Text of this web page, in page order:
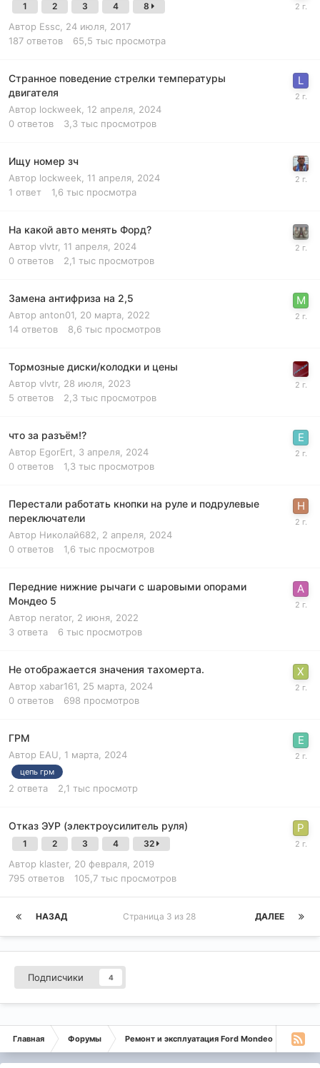
1 2 3 4 8
Автор Essc 24 июля, 2017
187 ответов 65,5 тыс просмотра
Странное поведение стрелки температуры
двигателя
Автор lockweek
12 апреля, 2024
0 ответов 3,3 тыс просмотров
Ищу номер зч
Автор lockweek
11 апреля, 2024
1 ответ 1,6 тыс просмотра
На какой авто менять Форд?
Автор vlvtr, 11 апреля, 2024
0 ответов 2,1 тыс просмотров
Замена антифриза на 2,5
Автор anton01 20 марта, 2022
14 ответов 8,6 тыс просмотров
Тормозные диски/колодки и цены
Автор vlvtr, 28 июля, 2023
5 ответов 2,3 тыс просмотров
что за разъём!?
Автор EgorErt
3 апреля, 2024
0 ответов 1,3 тыс просмотров
Перестали работать кнопки на руле и подрулевые
переключатели
Автор Николай682
2 апреля, 2024
0 ответов 1,6 тыс просмотров
Передние нижние рычаги с шаровыми опорами
Мондео 5
Автор nerator, 2 июня, 2022
3 ответа 6 тыс просмотров
Не отображается значения тахомерта.
Автор xabar161 25 марта, 2024
0 ответов 698 просмотров
ГРМ
Автор EAU 1 марта, 2024
цепь грм
2 ответа 2,1 тыс просмотр
Отказ ЭУР (электроусилитель руля)
1 2 3 4 32
Автор klaster, 20 февраля, 2019
795 ответов 105,7 тыс просмотров
НАЗАД ДАЛЕЕ
Страница 3 из 28
Подписчики 4
Главная Форумы Ремонт и эксплуатация Ford Mondeo Форд